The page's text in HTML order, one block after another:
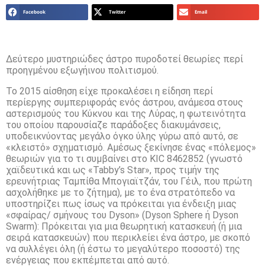
Facebook Twitter Email
Δεύτερο μυστηριώδες άστρο πυροδοτεί θεωρίες περί
προηγμένου εξωγήινου πολιτισμού.
Το 2015 αίσθηση είχε προκαλέσει η είδηση περί
περίεργης συμπεριφοράς ενός άστρου, ανάμεσα στους
αστερισμούς του Κύκνου και της Λύρας, η φωτεινότητα
του οποίου παρουσίαζε παράδοξες διακυμάνσεις,
υποδεικνύοντας μεγάλο όγκο ύλης γύρω από αυτό, σε
«κλειστό» σχηματισμό. Αμέσως ξεκίνησε ένας «πόλεμος»
θεωριών για το τι συμβαίνει στο KIC 8462852 (γνωστό
χαϊδευτικά και ως «Tabby’s Star», προς τιμήν της
ερευνήτριας Ταμπίθα Μπογιαϊτζάν, του Γέιλ, που πρώτη
ασχολήθηκε με το ζήτημα), με το ένα στρατόπεδο να
υποστηρίζει πως ίσως να πρόκειται για ένδειξη μιας
«σφαίρας/ σμήνους του Dyson» (Dyson Sphere ή Dyson
Swarm): Πρόκειται για μια θεωρητική κατασκευή (ή μια
σειρά κατασκευών) που περικλείει ένα άστρο, με σκοπό
να συλλέγει όλη (ή έστω το μεγαλύτερο ποσοστό) της
ενέργειας που εκπέμπεται από αυτό.